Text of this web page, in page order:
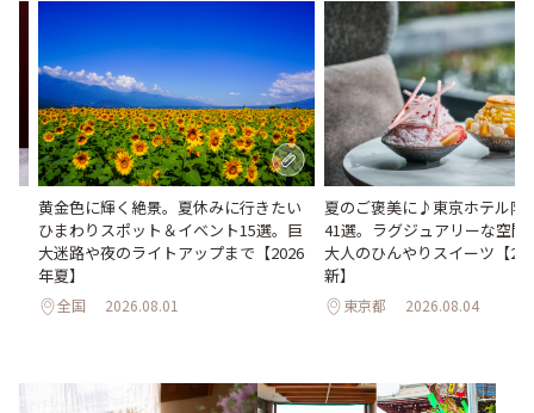
黄金色に輝く絶景。夏休みに行きたい
ひまわりスポット＆イベント15選。巨
大迷路や夜のライトアップまで【2026
年夏】
全国 2026.08.01
夏のご褒美に♪東京ホテル限
41選。ラグジュアリーな空間
大人のひんやりスイーツ【
新】
東京都 2026.08.04